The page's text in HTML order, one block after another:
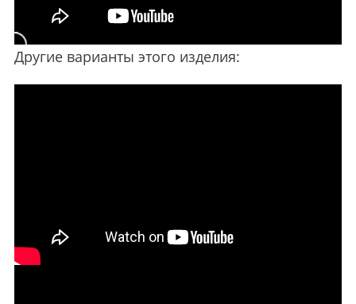
Другие варианты этого изделия: